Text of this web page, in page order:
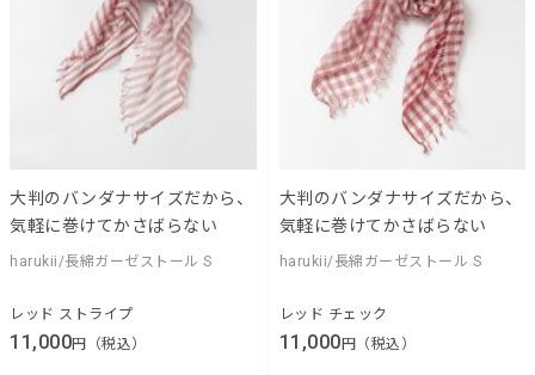
大判のバンダナサイズだから、
気軽に巻けてかさばらない
harukii/長綿ガーゼストール S
レッド ストライプ
11,000円（税込）
大判のバンダナサイズだから、
気軽に巻けてかさばらない
harukii/長綿ガーゼストール S
レッド チェック
11,000円（税込）